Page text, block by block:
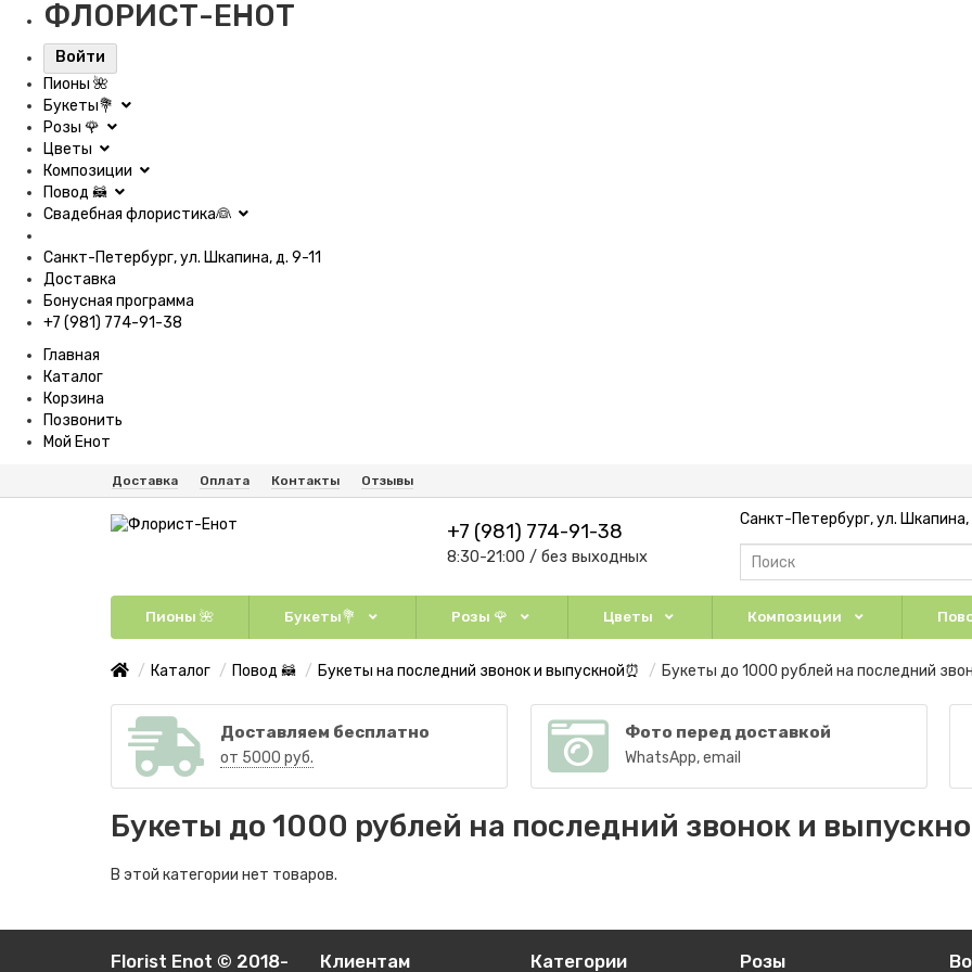
ФЛОРИСТ-ЕНОТ
Войти
Пионы 🌺
Букеты💐
Розы 🌹
Цветы
Композиции
Повод 🦝
Свадебная флористика👰
Санкт-Петербург, ул. Шкапина, д. 9-11
Доставка
Бонусная программа
+7 (981) 774-91-38
Главная
Каталог
Корзина
Позвонить
Мой Енот
Доставка Оплата Контакты Отзывы
+7 (981) 774-91-38
8:30-21:00 / без выходных
Санкт-Петербург, ул. Шкапина,
Пионы 🌺 Букеты💐 Розы 🌹 Цветы Композиции
Каталог Повод 🦝 Букеты на последний звонок и выпускной⏰ Букеты до 1000 рублей на последний
Доставляем бесплатно
от 5000 руб.
Фото перед доставкой
WhatsApp, email
Букеты до 1000 рублей на последний звонок и
В этой категории нет товаров.
Florist Enot © 2018-
Клиентам Категории Розы